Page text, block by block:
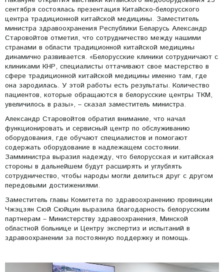
сентября состоялась презентация Китайско-белорусского
центра традиционной китайской медицины. Заместитель
министра здравоохранения Республики Беларусь Александр
Старовойтов отметил, что сотрудничество между нашими
странами в области традиционной китайской медицины
динамично развивается. «Белорусские клиники сотрудничают с
клиниками КНР, специалисты оттачивают свое мастерство в
сфере традиционной китайской медицины именно там, где
она зародилась. У этой работы есть результаты. Количество
пациентов, которые обращаются в белорусские центры ТКМ,
увеличилось в разы», – сказал заместитель министра.
Александр Старовойтов обратил внимание, что начал
функционировать и сервисный центр по обслуживанию
оборудования, где обучают специалистов и помогают
содержать оборудование в надлежащем состоянии.
Замминистра выразил надежду, что белорусская и китайская
стороны в дальнейшем будут расширять и углублять
сотрудничество, чтобы народы могли делиться друг с другом
передовыми достижениями.
Заместитель главы Комитета по здравоохранению провинции
Чжэцзян Сюй Сюйцин выразила благодарность белорусским
партнерам – Министерству здравоохранения, Минской
областной больнице и Центру экспертиз и испытаний в
здравоохранении за постоянную поддержку и помощь.